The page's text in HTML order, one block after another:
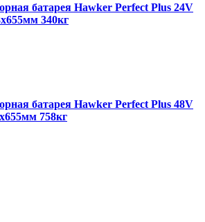
батарея Hawker Perfect Plus 24V
340кг
батарея Hawker Perfect Plus 48V
758кг